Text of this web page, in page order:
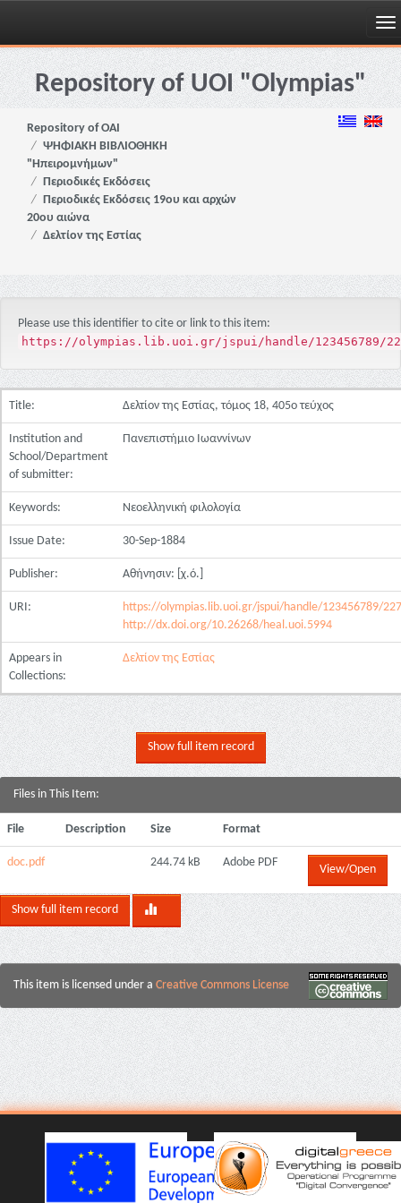
Skip
navigationRepository of UOI "Olympias"
Repository of OAI
ΨΗΦΙΑΚΗ ΒΙΒΛΙΟΘΗΚΗ
"Ηπειρομνήμων"
Περιοδικές Εκδόσεις
Περιοδικές Εκδόσεις 19ου και αρχών
20ου αιώνα
Δελτίον της Εστίας
Please use this identifier to cite or link to this item:
https://olympias.lib.uoi.gr/jspui/handle/123456789/
Title: Δελτίον της Εστίας, τόμος 18, 405ο τεύχος
Institution and
School/Department
of submitter:
Πανεπιστήμιο Ιωαννίνων
Keywords: Νεοελληνική φιλολογία
Issue Date: 30-Sep-1884
Publisher: Αθήνησιν: [χ.ό.]
URI:
https://olympias.lib.uoi.gr/jspui/handle/123456789/
http://dx.doi.org/10.26268/heal.uoi.5994
Appears in
Collections:
Δελτίον της Εστίας
Show full item record
Files in This Item:
File Description Size Format
doc.pdf 244.74 kB Adobe PDF
View/Open
Show full item record
This item is licensed under a Creative Commons License